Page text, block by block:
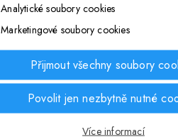
;
Analytické soubory cookies
Marketingové soubory cookies
Přijmout všechny soubory
Povolit jen nezbytně nutné
Více informací